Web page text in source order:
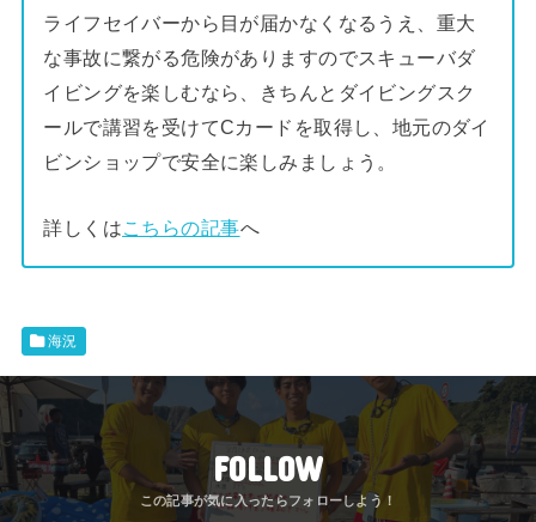
ライフセイバーから目が届かなくなるうえ、重大
な事故に繋がる危険がありますのでスキューバダ
イビングを楽しむなら、きちんとダイビングスク
ールで講習を受けてCカードを取得し、地元のダイ
ビンショップで安全に楽しみましょう。
詳しくはこちらの記事へ
海況
FOLLOW